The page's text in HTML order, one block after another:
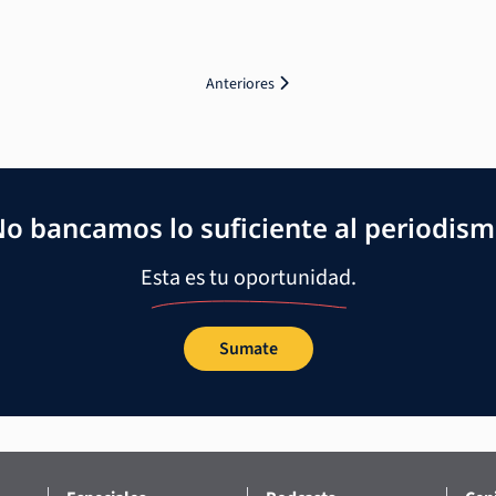
Anteriores
bancamos lo suficiente al
Esta es tu oportunidad.
Sumate